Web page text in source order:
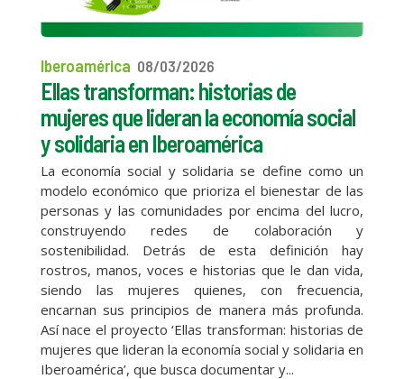
Iberoamérica 08/03/2026
Ellas transforman: historias de
mujeres que lideran la economía social
y solidaria en Iberoamérica
La economía social y solidaria se define como un
modelo económico que prioriza el bienestar de las
personas y las comunidades por encima del lucro,
construyendo redes de colaboración y
sostenibilidad. Detrás de esta definición hay
rostros, manos, voces e historias que le dan vida,
siendo las mujeres quienes, con frecuencia,
encarnan sus principios de manera más profunda.
Así nace el proyecto ‘Ellas transforman: historias de
mujeres que lideran la economía social y solidaria en
Iberoamérica’, que busca documentar y...